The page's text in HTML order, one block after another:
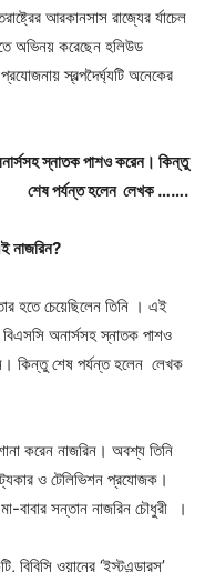
আরকানসাস রাজ্যের র্যাচেল
অভিনয় করেছেন হলিউড
স্বল্পদৈর্ঘ্যটি অনেকের
স্নাতক পাশও করেন। কিন্তু
শেষ পর্যন্ত হলেন লেখক …….
নাজরিন?
হতে চেয়েছিলেন তিনি । এই
অনার্সসহ স্নাতক পাশও
কিন্তু শেষ পর্যন্ত হলেন লেখক
করেন নাজরিন। অবশ্য তিনি
ও টেলিভিশন প্রযোজক।
মা-বাবার সন্তান নাজরিন চৌধুরী ।
বিবিসি ওয়ানের ‘ইস্টএন্ডারস’